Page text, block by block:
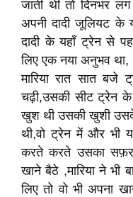
जाती थी तो दिनभर
अपनी दादी जूलियट के
दादी के यहाँ ट्रेन से
लिए एक नया अनुभव था,
मारिया रात सात
चढ़ी,उसकी सीट ट्रेन
खुश थी उसकी खुशी
थी,वो ट्रेन में और भी
करते करते उसका सफ़र
खाने बैठे ,मारिया ने भी
लिए तो वो भी अपना